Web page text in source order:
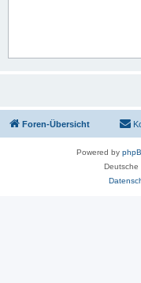
Foren-Übersicht
Powered by
Deutsche